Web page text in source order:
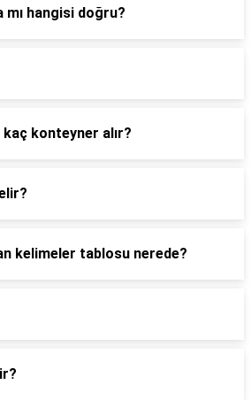
hangisi doğru?
konteyner alır?
kelimeler tablosu nerede?